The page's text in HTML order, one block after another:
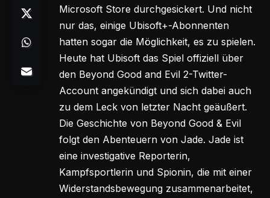
Microsoft Store durchgesickert. Und nicht
nur das, einige Ubisoft+-Abonnenten
hatten sogar die Möglichkeit, es zu spielen.
Heute hat Ubisoft das Spiel offiziell über
den Beyond Good and Evil 2-Twitter-
Account angekündigt und sich dabei auch
zu dem Leck von letzter Nacht geäußert.
Die Geschichte von Beyond Good & Evil
folgt den Abenteuern von Jade. Jade ist
eine investigative Reporterin,
Kampfsportlerin und Spionin, die mit einer
Widerstandsbewegung zusammenarbeitet,